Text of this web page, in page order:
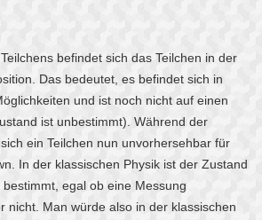
befindet sich das Teilchen in der
Das bedeutet, es befindet sich in
und ist noch nicht auf einen
ist unbestimmt). Während der
ein Teilchen nun unvorhersehbar für
In der klassischen Physik ist der Zustand
egal ob eine Messung
nicht. Man würde also in der klassischen